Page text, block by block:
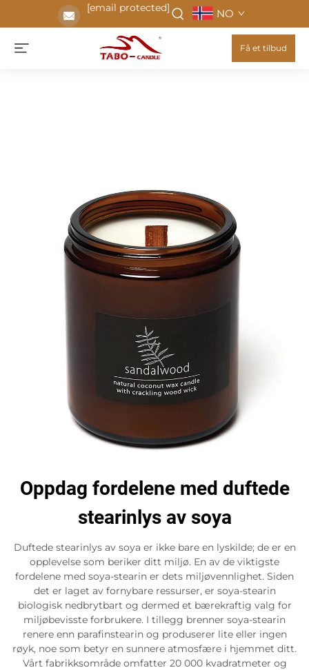
[email protected] NO
Få et tilbud
Oppdag fordelene med duftede
stearinlys av soya
Duftede stearinlys av soya er ikke bare en lyskilde; de er en
opplevelse som beriker ditt miljø. En av de viktigste
fordelene med soya-stearin er dets miljøvennlighet. Siden
det er laget av fornybare ressurser, er soya-stearin
biologisk nedbrytbart og dermed et bærekraftig valg for
miljøbevisste forbrukere. I tillegg brenner soya-stearin
renere enn parafinstearin og produserer lite eller ingen
røyk, noe som betyr en sunnere atmosfære i hjemmet ditt.
Vårt fabrikksområde omfatter 20 000 kvadratmeter og